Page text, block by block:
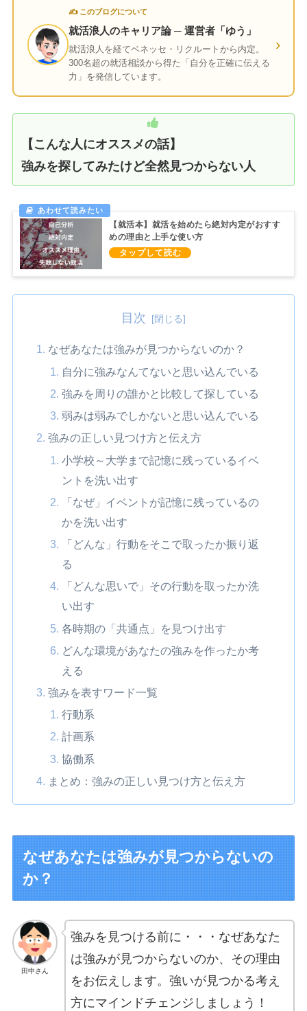
✍ このブログについて
就活浪人のキャリア論 ─ 運営者「ゆう」
就活浪人を経てベネッセ・リクルートから内定。
300名超の就活相談から得た「自分を正確に伝える
力」を発信しています。
›
【こんな人にオススメの話】
強みを探してみたけど全然見つからない人
【就活本】就活を始めたら絶対内定がおすす
めの理由と上手な使い方
目次
なぜあなたは強みが見つからないのか？
自分に強みなんてないと思い込んでいる
強みを周りの誰かと比較して探している
弱みは弱みでしかないと思い込んでいる
強みの正しい見つけ方と伝え方
小学校～大学まで記憶に残っているイベ
ントを洗い出す
「なぜ」イベントが記憶に残っているの
かを洗い出す
「どんな」行動をそこで取ったか振り返
る
「どんな思いで」その行動を取ったか洗
い出す
各時期の「共通点」を見つけ出す
どんな環境があなたの強みを作ったか考
える
強みを表すワード一覧
行動系
計画系
協働系
まとめ：強みの正しい見つけ方と伝え方
なぜあなたは強みが見つからないの
か？
田中さん
強みを見つける前に・・・なぜあなた
は強みが見つからないのか、その理由
をお伝えします。強いが見つかる考え
方にマインドチェンジしましょう！